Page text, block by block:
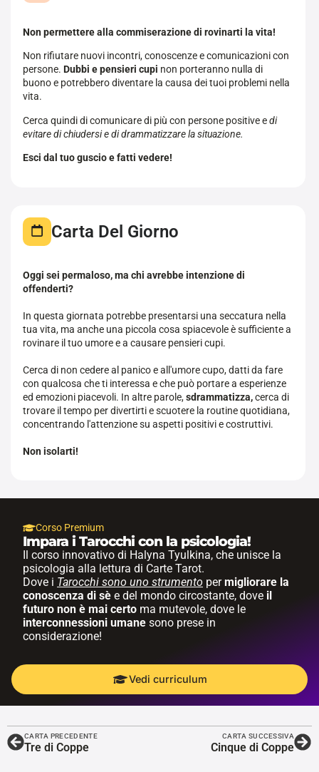
Non permettere alla commiserazione di rovinarti la vita!
Non rifiutare nuovi incontri, conoscenze e comunicazioni con
persone. Dubbi e pensieri cupi non porteranno nulla di
buono e potrebbero diventare la causa dei tuoi problemi nella
vita.
Cerca quindi di comunicare di più con persone positive edi
evitare di chiudersi e di drammatizzare la situazione.
Esci dal tuo guscio e fatti vedere!
Carta Del Giorno
Oggi sei permaloso, ma chi avrebbe intenzione di
offenderti?
In questa giornata potrebbe presentarsi una seccatura nella
tua vita, ma anche una piccola cosa spiacevole è sufficiente a
rovinare il tuo umore e a causare pensieri cupi.
Cerca di non cedere al panico e all'umore cupo, datti da fare
con qualcosa che ti interessa e che può portare a esperienze
ed emozioni piacevoli. In altre parole,sdrammatizza,cerca di
trovare il tempo per divertirti e scuotere la routine quotidiana,
concentrando l'attenzione su aspetti positivi e costruttivi.
Non isolarti!
Corso Premium
Impara i Tarocchi con la psicologia!
Il corso innovativo di Halyna Tyulkina, che unisce la
psicologia alla lettura di Carte Tarot.
Dove i Tarocchi sono uno strumento permigliorare la
conoscenza di sè e del mondo circostante, dove il
futuro non è mai certo ma mutevole, dove le
interconnessioni umane sono prese in
considerazione!
Vedi curriculum
CARTA PRECEDENTE
Tre di Coppe
CARTA SUCCESSIVA
Cinque di Coppe